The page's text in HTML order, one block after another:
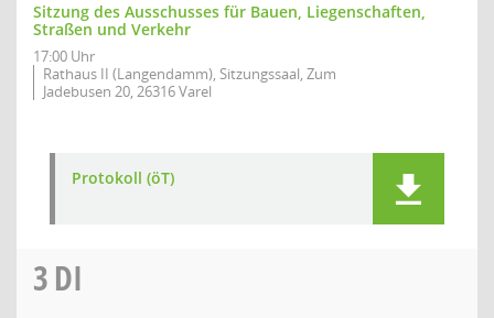
Sitzung des Ausschusses für Bauen, Liegenschaften,
Straßen und Verkehr
17:00 Uhr
Rathaus II (Langendamm), Sitzungssaal, Zum
Jadebusen 20, 26316 Varel
Protokoll (öT)
3DI